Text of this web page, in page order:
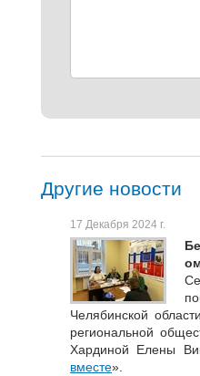
Другие новости
17 Декабря 2024 г.
Челябинской
региональной
Хардиной Елены
вместе».